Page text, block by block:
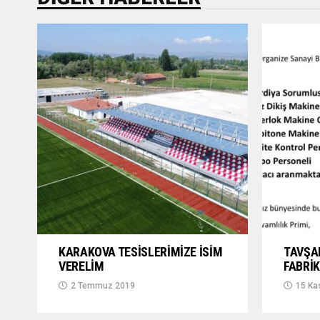
KARAKOVA TESİSLERİMİZE İSİM
VERELİM
2 Temmuz 2019 15